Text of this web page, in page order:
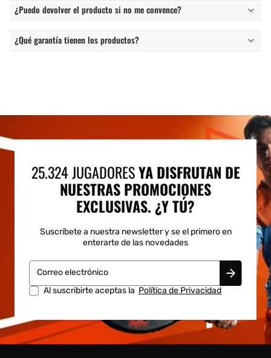
¿Puedo devolver el producto si no me convence?
¿Qué garantía tienen los productos?
25.324 JUGADORESYA DISFRUTAN DE
NUESTRAS PROMOCIONES
EXCLUSIVAS. ¿Y TÚ?
Suscríbete a nuestra newsletter y se el primero en
enterarte de las novedades
Correo electrónico
Al suscribirte aceptas la Política de Privacidad